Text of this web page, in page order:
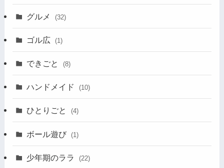
グルメ (32)
ゴル広 (1)
できごと (8)
ハンドメイド (10)
ひとりごと (4)
ボール遊び (1)
少年期のララ (22)